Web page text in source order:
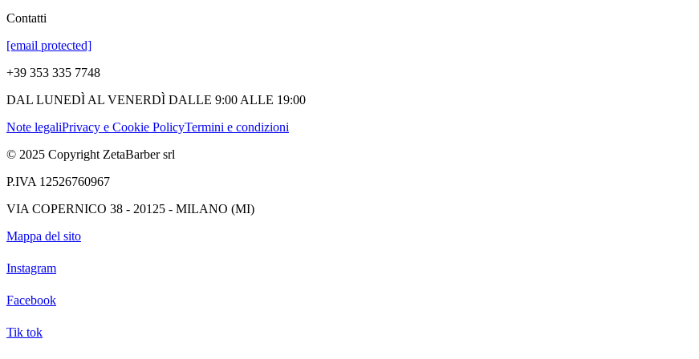
Contatti
[email protected]
+39 353 335 7748
DAL LUNEDÌ AL VENERDÌ DALLE 9:00 ALLE 19:00
Note legaliPrivacy e Cookie PolicyTermini e condizioni
© 2025 Copyright ZetaBarber srl
P.IVA 12526760967
VIA COPERNICO 38 - 20125 - MILANO (MI)
Mappa del sito
Instagram
Facebook
Tik tok